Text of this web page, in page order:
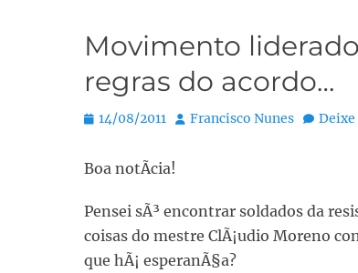
Movimento
regras do acordo…
Posted
14/08/2011 Autor:
Francisco Nunes
Boa notÃ­cia!
Pensei sÃ³ encontrar soldados da
coisas do mestre ClÃ¡udio Moreno
que hÃ¡ esperanÃ§a?